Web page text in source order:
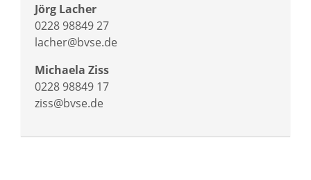
Jörg Lacher
0228 98849 27
lacher@bvse.de
Michaela Ziss
0228 98849 17
ziss@bvse.de